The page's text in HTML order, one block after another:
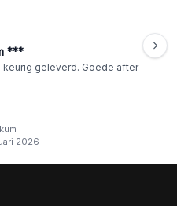
***
keurig geleverd. Goede after
2026